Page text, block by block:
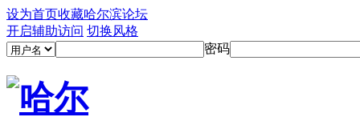
设为首页收藏哈尔滨论坛
开启辅助访问 切换风格
密码